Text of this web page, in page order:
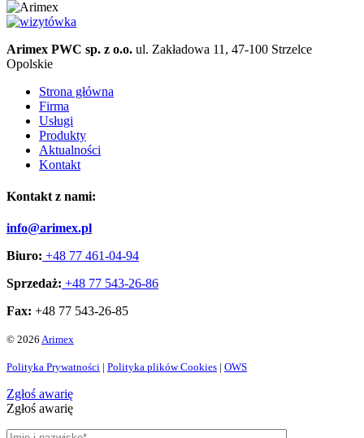
Arimex PWC sp. z o.o. ul. Zakładowa 11, 47-100 Strzelce
Opolskie
Strona główna
Firma
Usługi
Produkty
Aktualności
Kontakt
Kontakt z nami:
info@arimex.pl
Biuro: +48 77 461-04-94
Sprzedaż: +48 77 543-26-86
Fax: +48 77 543-26-85
© 2026 Arimex
Polityka Prywatności | Polityka plików Cookies | OWS
Zgłoś awarię
Zgłoś awarię